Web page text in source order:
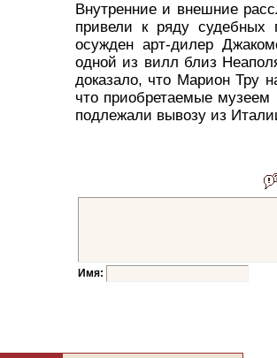
Внутренние и внешние
привели к ряду
осужден арт-дилер
одной из вилл близ
доказало, что Марион Тру
что приобретаемые
подлежали вывозу из
Имя: